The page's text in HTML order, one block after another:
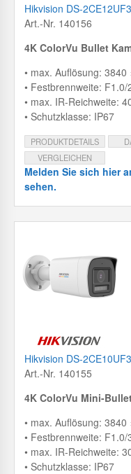
Hikvision DS-
Art.-Nr. 140156
4K ColorVu Bullet
• max. Auflösung: 3840
• Festbrennweite: F1.0/
• max. IR-Reichweite:
• Schutzklasse: IP67
PRODUKTDETAILS
VERGLEICHEN
Melden Sie sich hier
sehen.
Hikvision DS-
Art.-Nr. 140155
4K ColorVu Mini-
• max. Auflösung: 3840
• Festbrennweite: F1.0/
• max. IR-Reichweite:
• Schutzklasse: IP67